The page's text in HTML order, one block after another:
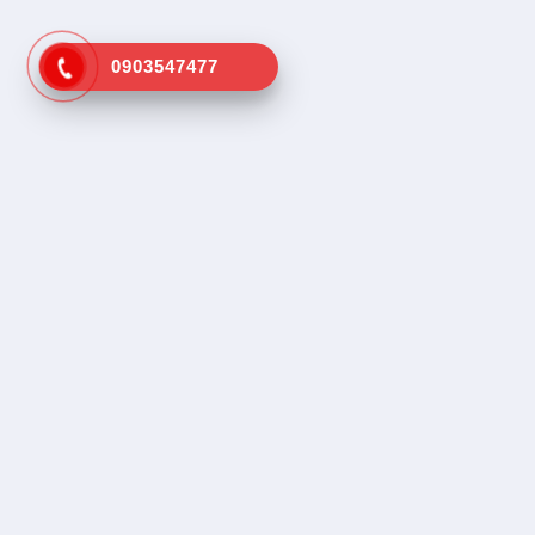
0903547477